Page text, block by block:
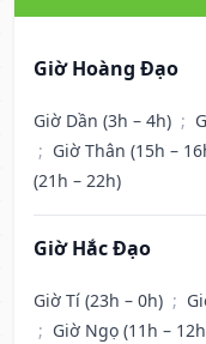
Giờ Hoàng Đạo
Giờ Dần (3h – 4h) ;
; Giờ Thân (15h –
(21h – 22h)
Giờ Hắc Đạo
Giờ Tí (23h – 0h) ;
; Giờ Ngọ (11h –